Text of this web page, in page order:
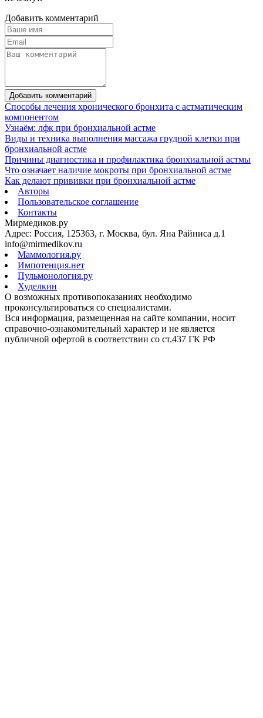
Добавить комментарий
Добавить комментарий
Способы лечения хронического бронхита с астматическим
компонентом
Узнаём: лфк при бронхиальной астме
Виды и техника выполнения массажа грудной клетки при
бронхиальной астме
Причины диагностика и профилактика бронхиальной астмы
Что означает наличие мокроты при бронхиальной астме
Как делают прививки при бронхиальной астме
Авторы
Пользовательское соглашение
Контакты
Мирмедиков.ру
Адрес: Россия, 125363, г. Москва, бул. Яна Райниса д.1
info@mirmedikov.ru
Маммология.ру
Импотенция.нет
Пульмонология.ру
Худелкин
О возможных противопоказаниях необходимо
проконсультироваться со специалистами.
Вся информация, размещенная на сайте компании, носит
справочно-ознакомительный характер и не является
публичной офертой в соответствии со ст.437 ГК РФ